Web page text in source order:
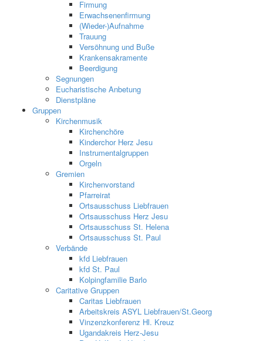
Firmung
Erwachsenenfirmung
(Wieder-)Aufnahme
Trauung
Versöhnung und Buße
Krankensakramente
Beerdigung
Segnungen
Eucharistische Anbetung
Dienstpläne
Gruppen
Kirchenmusik
Kirchenchöre
Kinderchor Herz Jesu
Instrumentalgruppen
Orgeln
Gremien
Kirchenvorstand
Pfarreirat
Ortsausschuss Liebfrauen
Ortsausschuss Herz Jesu
Ortsausschuss St. Helena
Ortsausschuss St. Paul
Verbände
kfd Liebfrauen
kfd St. Paul
Kolpingfamilie Barlo
Caritative Gruppen
Caritas Liebfrauen
Arbeitskreis ASYL Liebfrauen/St.Georg
Vinzenzkonferenz Hl. Kreuz
Ugandakreis Herz-Jesu